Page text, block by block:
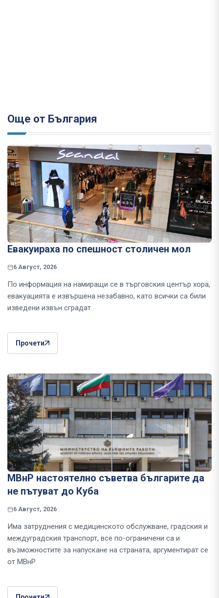
Още от България
Евакуираха по спешност столичен мол
6 Август, 2026
По информация на намиращи се в търговския център хора,
евакуацията е извършена незабавно, като всички са били
изведени извън сградат
Прочети
МВнР настоятелно съветва българите да
не пътуват до Куба
6 Август, 2026
Има затруднения с медицинското обслужване, градския и
междуградския транспорт, все по-ограничени са и
възможностите за напускане на страната, аргументират се
от МВнР